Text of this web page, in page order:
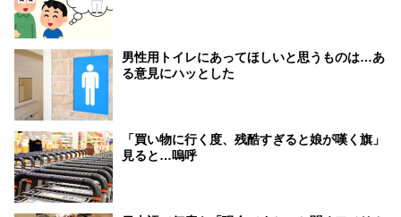
男性用トイレにあってほしいと思うものは…あ
る意見にハッとした
「買い物に行く度、残酷すぎると娘が嘆く旗」
見ると…嗚呼